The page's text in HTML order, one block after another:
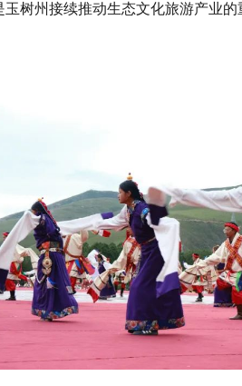
树州接续推动生态文化旅游产业的